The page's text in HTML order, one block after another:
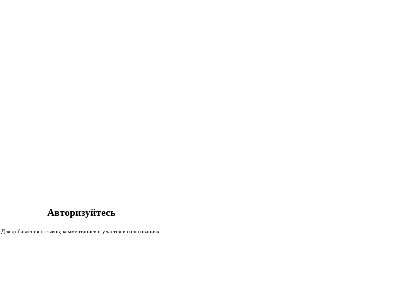
Авторизуйтесь
Для добавления отзывов, комментариев и участия в голосованиях.